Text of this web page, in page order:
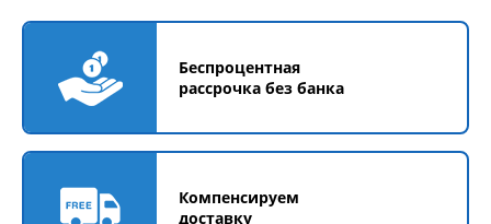
Беспроцентная
рассрочка без банка
Компенсируем
доставку